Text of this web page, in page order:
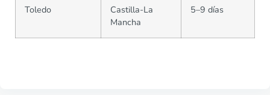
Toledo
Castilla-La
Mancha
5–9 días